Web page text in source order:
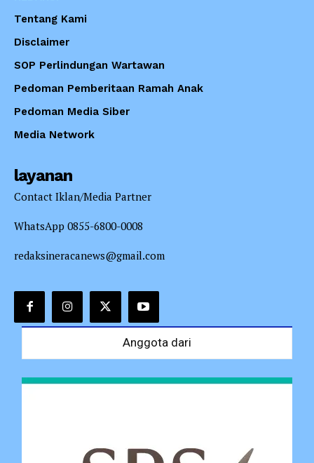
Tentang Kami
Disclaimer
SOP Perlindungan Wartawan
Pedoman Pemberitaan Ramah Anak
Pedoman Media Siber
Media Network
layanan
Contact Iklan/Media Partner
WhatsApp 0855-6800-0008
redaksineracanews@gmail.com
Anggota dari